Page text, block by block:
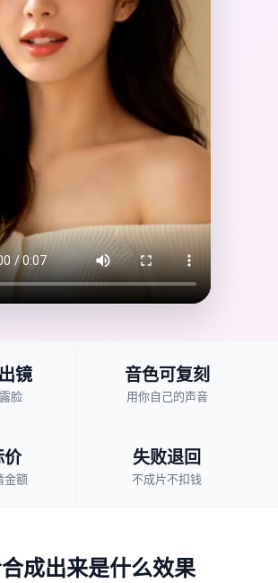
镜
脸
音色可复刻
用你自己的声音
价
金额
失败退回
不成片不扣钱
成出来是什么效果